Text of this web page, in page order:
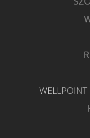
WELLPOINT